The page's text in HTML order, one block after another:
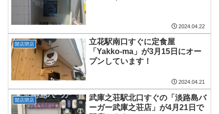
2024.04.22
開店閉店
立花駅南口すぐに定食屋
「Yakko-ma」が3月15日にオー
プンしています！
2024.04.21
開店閉店
武庫之荘駅北口すぐの「淡路島バ
ーガー武庫之荘店」が4月21日で